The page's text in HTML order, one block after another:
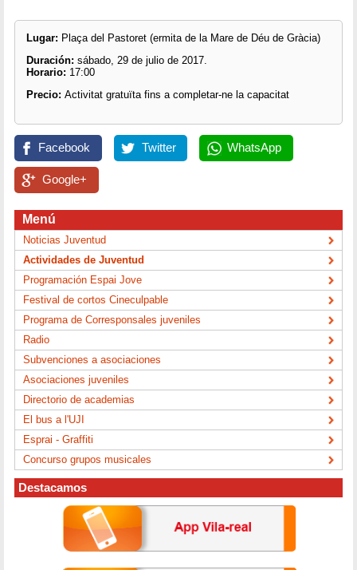
Lugar: Plaça del Pastoret (ermita de la Mare de Déu de Gràcia)
Duración: sábado, 29 de julio de 2017.
Horario: 17:00
Precio: Activitat gratuïta fins a completar-ne la capacitat
Facebook Twitter WhatsApp
Google+
Menú
Noticias Juventud
Actividades de Juventud
Programación Espai Jove
Festival de cortos Cineculpable
Programa de Corresponsales juveniles
Radio
Subvenciones a asociaciones
Asociaciones juveniles
Directorio de academias
El bus a l'UJI
Esprai - Graffiti
Concurso grupos musicales
Destacamos